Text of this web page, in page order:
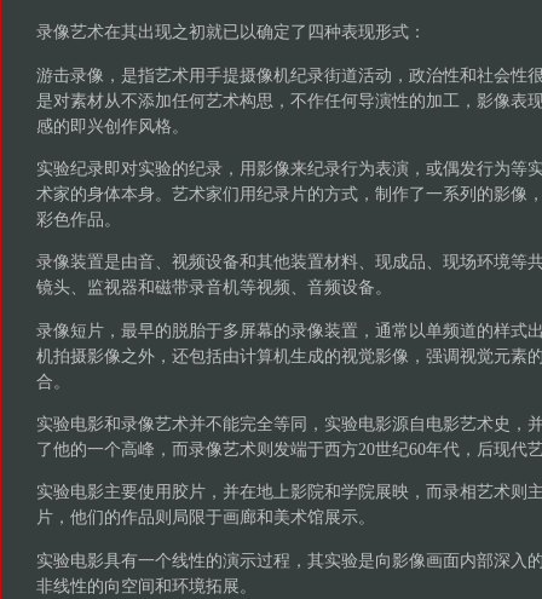
录像艺术在其出现之初就已以确定了四种表现形式：
游击录像，是指艺术用手提摄像机纪录街道活动，政治性和社会性
是对素材从不添加任何艺术构思，不作任何导演性的加工，影像表
感的即兴创作风格。
实验纪录即对实验的纪录，用影像来纪录行为表演，或偶发行为等
术家的身体本身。艺术家们用纪录片的方式，制作了一系列的影像
彩色作品。
录像装置是由音、视频设备和其他装置材料、现成品、现场环境等
镜头、监视器和磁带录音机等视频、音频设备。
录像短片，最早的脱胎于多屏幕的录像装置，通常以单频道的样式
机拍摄影像之外，还包括由计算机生成的视觉影像，强调视觉元素
合。
实验电影和录像艺术并不能完全等同，实验电影源自电影艺术史，
了他的一个高峰，而录像艺术则发端于西方20世纪60年代，后现代
实验电影主要使用胶片，并在地上影院和学院展映，而录相艺术则
片，他们的作品则局限于画廊和美术馆展示。
实验电影具有一个线性的演示过程，其实验是向影像画面内部深入
非线性的向空间和环境拓展。